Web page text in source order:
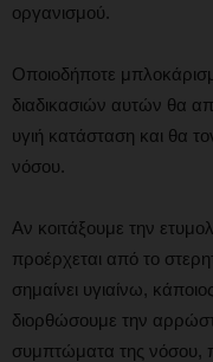
οργανισμού.
Οποιοδήποτε
διαδικασιών αυτών θα
υγιή κατάσταση και θα
νόσου.
Αν κοιτάξουμε την
προέρχεται από το
σημαίνει υγιαίνω,
διορθώσουμε την
συμπτώματα της νόσου,